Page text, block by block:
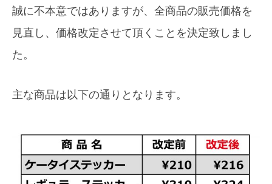
誠に不本意ではありますが、全商品の販売価格を
見直し、価格改定させて頂くことを決定致しまし
た。
主な商品は以下の通りとなります。